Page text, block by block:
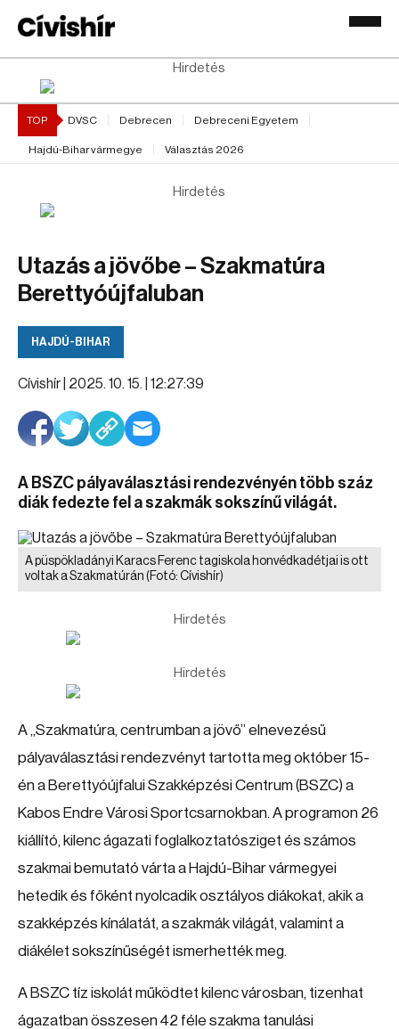
Hirdetés
TOP DVSC Debrecen Debreceni Egyetem
Hajdú-Bihar vármegye Választás 2026
Hirdetés
Utazás a jövőbe – Szakmatúra
Berettyóújfaluban
HAJDÚ-BIHAR
Cívishír | 2025. 10. 15. | 12:27:39
A BSZC pályaválasztási rendezvényén több száz
diák fedezte fel a szakmák sokszínű világát.
A püspökladányi Karacs Ferenc tagiskola honvédkadétjai is ott
voltak a Szakmatúrán (Fotó: Cívishír)
Hirdetés
Hirdetés
A „Szakmatúra, centrumban a jövő” elnevezésű
pályaválasztási rendezvényt tartotta meg október 15-
én a Berettyóújfalui Szakképzési Centrum (BSZC) a
Kabos Endre Városi Sportcsarnokban. A programon 26
kiállító, kilenc ágazati foglalkoztatósziget és számos
szakmai bemutató várta a Hajdú-Bihar vármegyei
hetedik és főként nyolcadik osztályos diákokat, akik a
szakképzés kínálatát, a szakmák világát, valamint a
diákélet sokszínűségét ismerhették meg.
A BSZC tíz iskolát működtet kilenc városban, tizenhat
ágazatban összesen 42 féle szakma tanulási